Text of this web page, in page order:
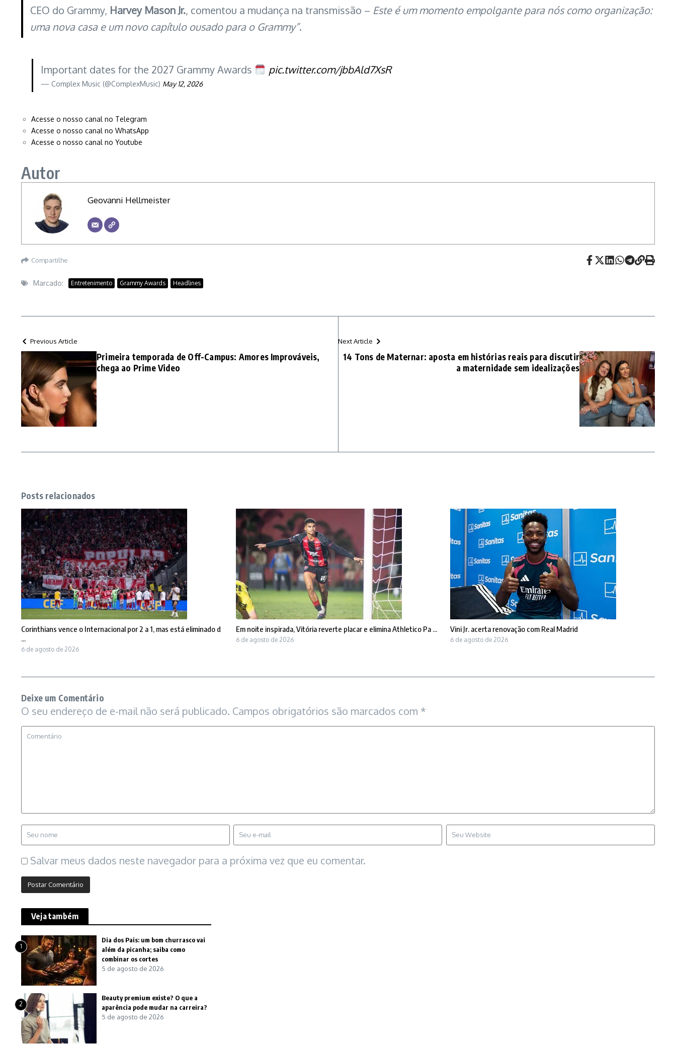
CEO do Grammy, Harvey Mason Jr., comentou a mudança na transmissão – Este é um momento empolgante para nós como organização:
uma nova casa e um novo capítulo ousado para o Grammy”.
Important dates for the 2027 Grammy Awards pic.twitter.com/jbbAld7XsR
— Complex Music (@ComplexMusic) May 12, 2026
Acesse o nosso canal no Telegram
Acesse o nosso canal no WhatsApp
Acesse o nosso canal no Youtube
Autor
Geovanni Hellmeister
Compartilhe
Marcado: Entretenimento Grammy Awards Headlines
Previous Article
Primeira temporada de Off-Campus: Amores Improváveis,
chega ao Prime Video
Next Article
14 Tons de Maternar: aposta em histórias reais para discutir
a maternidade sem idealizações
Posts relacionados
Corinthians vence o Internacional por 2 a 1, mas está eliminado d
...
6 de agosto de 2026
Em noite inspirada, Vitória reverte placar e elimina Athletico Pa ...
6 de agosto de 2026
Vini Jr. acerta renovação com Real Madrid
6 de agosto de 2026
Deixe um Comentário
O seu endereço de e-mail não será publicado. Campos obrigatórios são marcados com *
Salvar meus dados neste navegador para a próxima vez que eu comentar.
Veja também
1
Dia dos Pais: um bom churrasco vai
além da picanha; saiba como
combinar os cortes
5 de agosto de 2026
2
Beauty premium existe? O que a
aparência pode mudar na carreira?
5 de agosto de 2026